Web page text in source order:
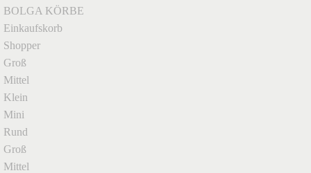
BOLGA KÖRBE
Einkaufskorb
Shopper
Groß
Mittel
Klein
Mini
Rund
Groß
Mittel